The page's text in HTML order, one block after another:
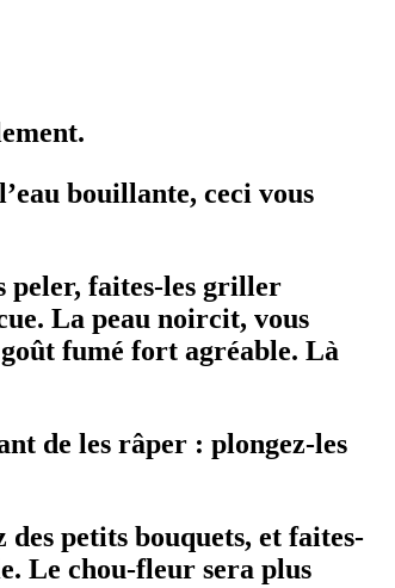
bouillante, ceci vous
peler, faites-les griller
La peau noircit, vous
fumé fort agréable. Là
de les râper : plongez-les
petits bouquets, et faites-
Le chou-fleur sera plus